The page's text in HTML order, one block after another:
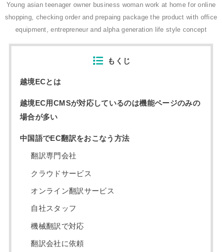
Young asian teenager owner business woman work at home for online
shopping, checking order and prepaing package the product with office
equipment, entrepreneur and alpha generation life style concept
もくじ
越境ECとは
越境EC用CMSが対応しているのは機能ページのみの
場合が多い
中国語でEC翻訳をおこなう方法
翻訳専門会社
クラウドサービス
オンライン翻訳サービス
自社スタッフ
機械翻訳で対応
翻訳会社に依頼